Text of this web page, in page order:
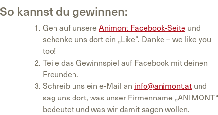
So kannst du gewinnen:
Geh auf unsere Animont Facebook-Seite und
schenke uns dort ein „Like“. Danke – we like you
too!
Teile das Gewinnspiel auf Facebook mit deinen
Freunden.
Schreib uns ein e-Mail an info@animont.at und
sag uns dort, was unser Firmenname „ANIMONT“
bedeutet und was wir damit sagen wollen.